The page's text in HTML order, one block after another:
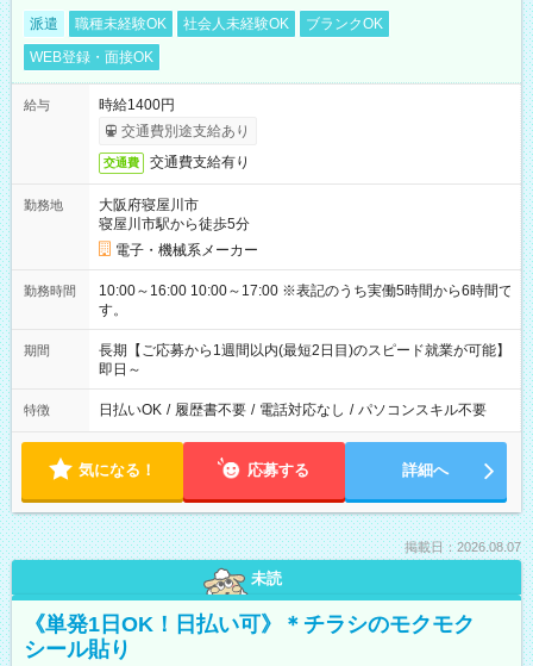
派遣 職種未経験OK 社会人未経験OK
ブランクOK
WEB登録・面接OK
給与
時給1400円
交通費別途支給あり
交通費 交通費支給有り
勤務地
大阪府寝屋川市
寝屋川市駅から徒歩5分
電子・機械系メーカー
勤務時間
10:00～16:00 10:00～17:00 ※表記のうち実働5時間から6時間で
す。
期間
長期【ご応募から1週間以内(最短2日目)のスピード就業が可能】
即日～
特徴 日払いOK / 履歴書不要 / 電話対応なし / パソコンスキル不要
気になる！ 応募する 詳細へ
掲載日：2026.08.07
未読
《単発1日OK！日払い可》＊チラシのモクモク
シール貼り